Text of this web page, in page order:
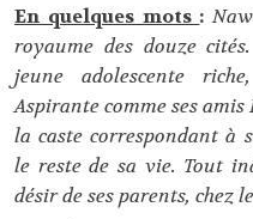
En quelques mots :
royaume des douze
jeune adolescente
Aspirante comme ses
la caste correspondant à
le reste de sa vie. Tout
désir de ses parents, chez